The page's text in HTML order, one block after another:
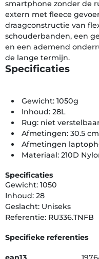
smartphone zonder de
extern met fleece
draagconstructie van
schouderbanden, een
en een ademend
de lange termijn.
Specificaties
Gewicht: 1050g
Inhoud: 28L
Rug: niet
Afmetingen: 30.5
Afmetingen
Materiaal: 210D
Specificaties
Gewicht: 1050
Inhoud: 28
Geslacht: Uniseks
Referentie: RU336.TNFB
Specifieke referenties